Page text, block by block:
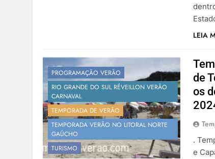
LEIA
PROGRAMAÇÃO VERÃO
RIO GRANDE DO SUL RÉVEILLON VERÃO
CARNAVAL
TEMPORADA DE VERÃO
TEMPORADA VERÃO NO LITORAL NORTE
GAÚCHO
TURISMO
de
os
.
e